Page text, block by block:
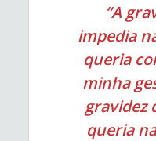
“A
impedia
queria
minha
gravidez
queria